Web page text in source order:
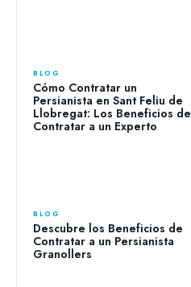
BLOG
Cómo Contratar un
Persianista en Sant Feliu de
Llobregat: Los Beneficios de
Contratar a un Experto
BLOG
Descubre los Beneficios de
Contratar a un Persianista
Granollers